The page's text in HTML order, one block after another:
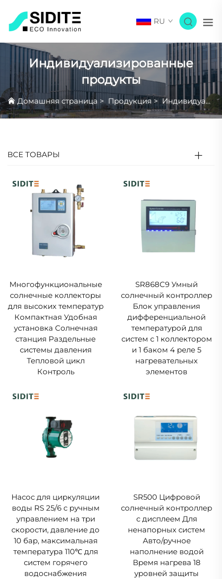
RU
Индивидуализированные
продукты
Домашняя страница > Продукция > Индивидуализированные продукты
ВСЕ ТОВАРЫ
Многофункциональные
солнечные коллекторы
для высоких температур
Компактная Удобная
установка Солнечная
станция Раздельные
системы давления
Тепловой цикл
Контроль
SR868C9 Умный
солнечный контроллер
Блок управления
дифференциальной
температурой для
систем с 1 коллектором
и 1 баком 4 реле 5
нагревательных
элементов
Насос для циркуляции
воды RS 25/6 с ручным
управлением на три
скорости, давление до
10 бар, максимальная
температура 110℃ для
систем горячего
водоснабжения
SR500 Цифровой
солнечный контроллер
с дисплеем Для
ненапорных систем
Авто/ручное
наполнение водой
Время нагрева 18
уровней защиты